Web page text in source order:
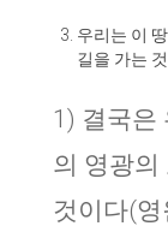
우리는 이
길을 가는
1) 결국은
의 영광의
것이다(영